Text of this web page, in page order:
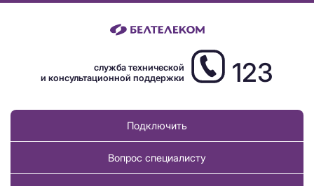
служба технической
и консультационной поддержки
123
Подключить
Вопрос специалисту